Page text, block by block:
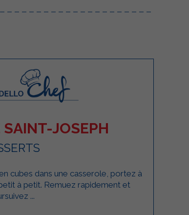
SAINT-JOSEPH
cubes dans une casserole, portez à
à petit. Remuez rapidement et
...